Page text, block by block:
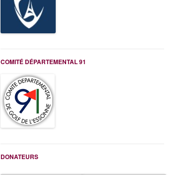
COMITÉ DÉPARTEMENTAL 91
DONATEURS